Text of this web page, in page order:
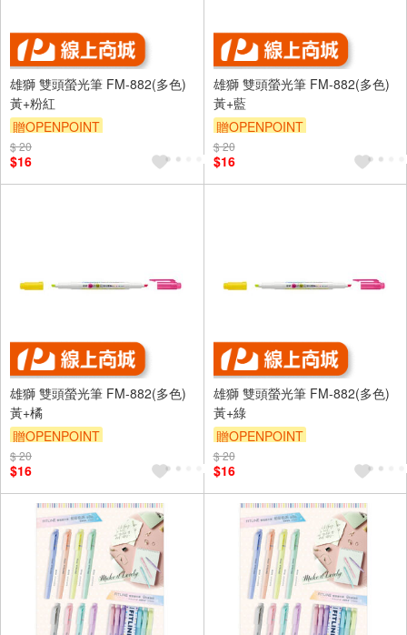
雄獅 雙頭螢光筆 FM-882(多色)
黃+粉紅
贈OPENPOINT
$ 20
$16
雄獅 雙頭螢光筆 FM-882(多色)
黃+藍
贈OPENPOINT
$ 20
$16
雄獅 雙頭螢光筆 FM-882(多色)
黃+橘
贈OPENPOINT
$ 20
$16
雄獅 雙頭螢光筆 FM-882(多色)
黃+綠
贈OPENPOINT
$ 20
$16